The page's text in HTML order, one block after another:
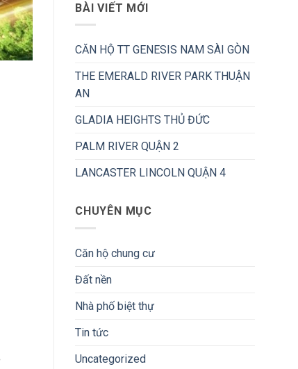
BÀI VIẾT MỚI
CĂN HỘ TT GENESIS NAM SÀI GÒN
THE EMERALD RIVER PARK THUẬN
AN
GLADIA HEIGHTS THỦ ĐỨC
PALM RIVER QUẬN 2
LANCASTER LINCOLN QUẬN 4
CHUYÊN MỤC
Căn hộ chung cư
Đất nền
Nhà phố biệt thự
Tin tức
Uncategorized